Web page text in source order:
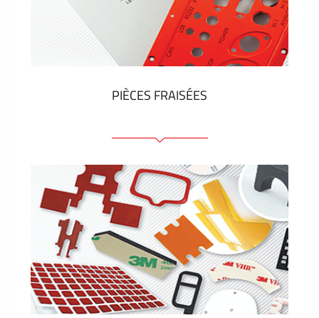
Étiquettes en plastique et tags
VOIR PLUS
PIÈCES FRAISÉES
Face avant ou arrière en aluminium ou matière
plastique
Panneaux anodisés
Panneaux colorés
Panneaux avec éléments de presse
Étiquettes gravees